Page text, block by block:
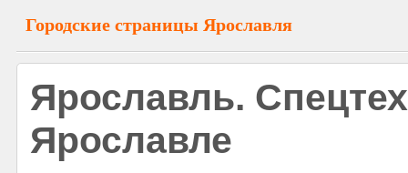
Городские страницы Ярославля
Ярославль.
Ярославле